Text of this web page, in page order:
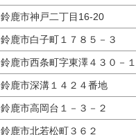
鈴鹿市神戸二丁目16-20
鈴鹿市白子町１７８５－３
鈴鹿市西条町字東澤４３０－
鈴鹿市深溝１４２４番地
鈴鹿市高岡台１－３－２
鈴鹿市北若松町３６２